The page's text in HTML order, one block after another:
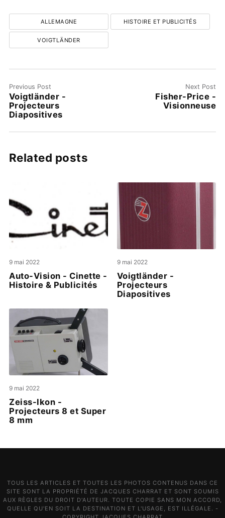
ALLEMAGNE HISTOIRE ET PUBLICITÉS
VOIGTLÄNDER
Previous Post
Voigtländer -
Projecteurs
Diapositives
Next Post
Fisher-Price -
Visionneuse
Related posts
9 mai 2022
Auto-Vision - Cinette -
Histoire & Publicités
9 mai 2022
Voigtländer -
Projecteurs
Diapositives
9 mai 2022
Zeiss-Ikon -
Projecteurs 8 et Super
8 mm
TOUS LES ARTICLES ET TOUTES LES PHOTOS CONTENUS DANS CE
SITE SONT LA PROPRIÉTÉ DE JACQUES CHARRAT ET SONT SOUMIS
AUX RÈGLES DU DROIT D'AUTEUR. TOUTE COPIE SANS MON ACCORD,
QUELLE QU'EN SOIT LA DESTINATION ET L'USAGE, EST ILLÉGALE. -